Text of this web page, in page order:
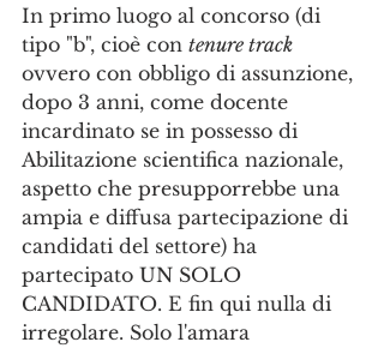
In primo luogo al concorso (di
tipo "b", cioè con tenure track
ovvero con obbligo di assunzione,
dopo 3 anni, come docente
incardinato se in possesso di
Abilitazione scientifica nazionale,
aspetto che presupporrebbe una
ampia e diffusa partecipazione di
candidati del settore) ha
partecipato UN SOLO
CANDIDATO. E fin qui nulla di
irregolare. Solo l'amara